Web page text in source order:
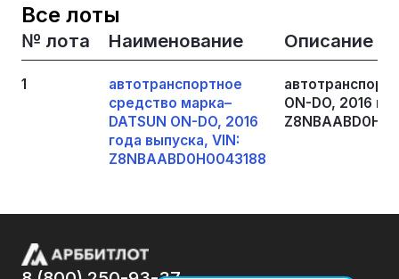
Все лоты
№ лота Наименование Описание
1
автотранспортное
средство марка–
DATSUN ON-DO, 2016
года выпуска, VIN:
Z8NBAABD0H0043188
ON-DO, 2016